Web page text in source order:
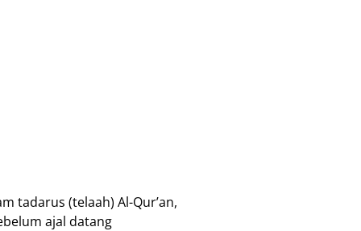
tadarus (telaah) Al-Qur’an,
ajal datang